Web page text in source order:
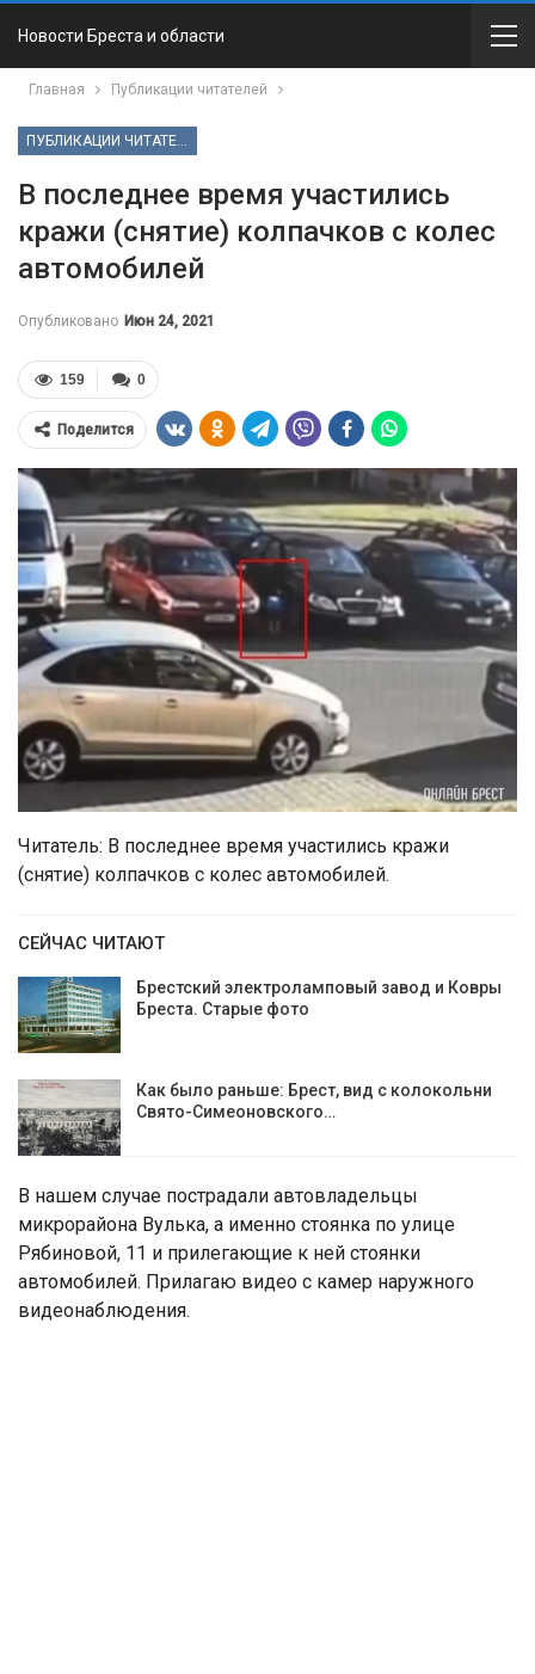
Новости Бреста и области
Главная Публикации читателей
ПУБЛИКАЦИИ ЧИТАТЕЛЕЙ
В последнее время участились
кражи (снятие) колпачков с колес
автомобилей
Опубликовано Июн 24, 2021
0
159
Поделится
Читатель: В последнее время участились кражи
(снятие) колпачков с колес автомобилей.
СЕЙЧАС ЧИТАЮТ
Брестский электроламповый завод и Ковры
Бреста. Старые фото
Как было раньше: Брест, вид с колокольни
Cвято-Симеоновского…
В нашем случае пострадали автовладельцы
микрорайона Вулька, а именно стоянка по улице
Рябиновой, 11 и прилегающие к ней стоянки
автомобилей. Прилагаю видео с камер наружного
видеонаблюдения.